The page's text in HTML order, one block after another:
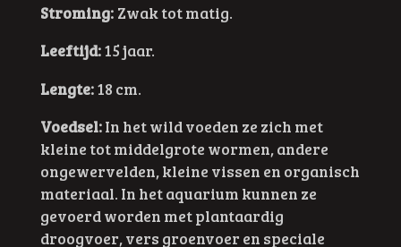
Stroming:Zwak tot matig.
Leeftijd:15 jaar.
Lengte:18 cm.
Voedsel:In het wild voeden ze zich met
kleine tot middelgrote wormen, andere
ongewervelden, kleine vissen en organisch
materiaal. In het aquarium kunnen ze
gevoerd worden met plantaardig
droogvoer, vers groenvoer en speciale